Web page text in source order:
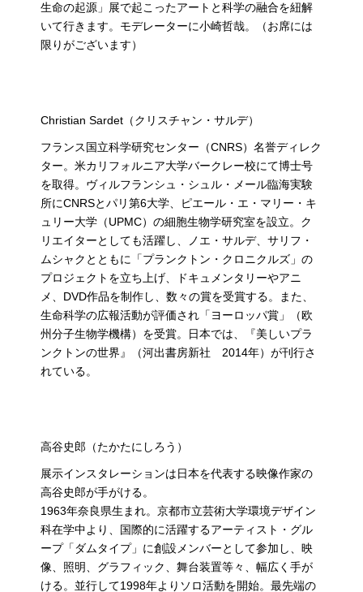
生命の起源」展で起こったアートと科学の融合を紐解
いて行きます。モデレーターに小崎哲哉。（お席には
限りがございます）
Christian Sardet（クリスチャン・サルデ）
フランス国立科学研究センター（CNRS）名誉ディレク
ター。米カリフォルニア大学バークレー校にて博士号
を取得。ヴィルフランシュ・シュル・メール臨海実験
所にCNRSとパリ第6大学、ピエール・エ・マリー・キ
ュリー大学（UPMC）の細胞生物学研究室を設立。ク
リエイターとしても活躍し、ノエ・サルデ、サリフ・
ムシャクとともに「プランクトン・クロニクルズ」の
プロジェクトを立ち上げ、ドキュメンタリーやアニ
メ、DVD作品を制作し、数々の賞を受賞する。また、
生命科学の広報活動が評価され「ヨーロッパ賞」（欧
州分子生物学機構）を受賞。日本では、『美しいプラ
ンクトンの世界』（河出書房新社 2014年）が刊行さ
れている。
高谷史郎（たかたにしろう）
展示インスタレーションは日本を代表する映像作家の
高谷史郎が手がける。
1963年奈良県生まれ。京都市立芸術大学環境デザイン
科在学中より、国際的に活躍するアーティスト・グル
ープ「ダムタイプ」に創設メンバーとして参加し、映
像、照明、グラフィック、舞台装置等々、幅広く手が
ける。並行して1998年よりソロ活動を開始。最先端の